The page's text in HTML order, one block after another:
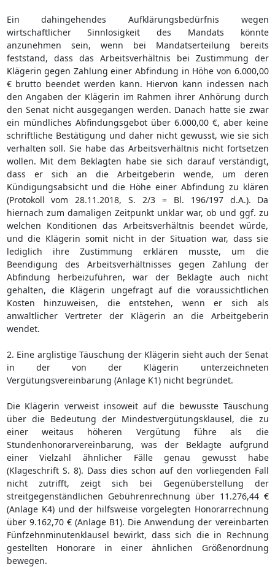
Ein dahingehendes Aufklärungsbedürfnis wegen
wirtschaftlicher Sinnlosigkeit des Mandats könnte
anzunehmen sein, wenn bei Mandatserteilung bereits
feststand, dass das Arbeitsverhältnis bei Zustimmung der
Klägerin gegen Zahlung einer Abfindung in Höhe von 6.000,00
€ brutto beendet werden kann. Hiervon kann indessen nach
den Angaben der Klägerin im Rahmen ihrer Anhörung durch
den Senat nicht ausgegangen werden. Danach hatte sie zwar
ein mündliches Abfindungsgebot über 6.000,00 €, aber keine
schriftliche Bestätigung und daher nicht gewusst, wie sie sich
verhalten soll. Sie habe das Arbeitsverhältnis nicht fortsetzen
wollen. Mit dem Beklagten habe sie sich darauf verständigt,
dass er sich an die Arbeitgeberin wende, um deren
Kündigungsabsicht und die Höhe einer Abfindung zu klären
(Protokoll vom 28.11.2018, S. 2/3 = Bl. 196/197 d.A.). Da
hiernach zum damaligen Zeitpunkt unklar war, ob und ggf. zu
welchen Konditionen das Arbeitsverhältnis beendet würde,
und die Klägerin somit nicht in der Situation war, dass sie
lediglich ihre Zustimmung erklären musste, um die
Beendigung des Arbeitsverhältnisses gegen Zahlung der
Abfindung herbeizuführen, war der Beklagte auch nicht
gehalten, die Klägerin ungefragt auf die voraussichtlichen
Kosten hinzuweisen, die entstehen, wenn er sich als
anwaltlicher Vertreter der Klägerin an die Arbeitgeberin
wendet.
2. Eine arglistige Täuschung der Klägerin sieht auch der Senat
in der von der Klägerin unterzeichneten
Vergütungsvereinbarung (Anlage K1) nicht begründet.
Die Klägerin verweist insoweit auf die bewusste Täuschung
über die Bedeutung der Mindestvergütungsklausel, die zu
einer weitaus höheren Vergütung führe als die
Stundenhonorarvereinbarung, was der Beklagte aufgrund
einer Vielzahl ähnlicher Fälle genau gewusst habe
(Klageschrift S. 8). Dass dies schon auf den vorliegenden Fall
nicht zutrifft, zeigt sich bei Gegenüberstellung der
streitgegenständlichen Gebührenrechnung über 11.276,44 €
(Anlage K4) und der hilfsweise vorgelegten Honorarrechnung
über 9.162,70 € (Anlage B1). Die Anwendung der vereinbarten
Fünfzehnminutenklausel bewirkt, dass sich die in Rechnung
gestellten Honorare in einer ähnlichen Größenordnung
bewegen.